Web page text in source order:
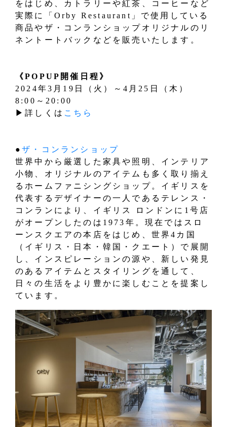
をはじめ、カトラリーや紅茶、コーヒーなど
実際に「Orby Restaurant」で使用している
商品やザ・コンランショップオリジナルのリ
ネントートバックなどを販売いたします。
《POPUP開催日程》
2024年3月19日（火）～4月25日（木）
8:00～20:00
▶詳しくは こちら
●ザ・コンランショップ
世界中から厳選した家具や照明、インテリア
小物、オリジナルのアイテムも多く取り揃え
るホームファニシングショップ。イギリスを
代表するデザイナーの一人であるテレンス・
コンランにより、イギリス ロンドンに1号店
がオープンしたのは1973年。現在ではスロ
ーンスクエアの本店をはじめ、世界4カ国
（イギリス・日本・韓国・クエート）で展開
し、インスピレーションの源や、新しい発見
のあるアイテムとスタイリングを通して、
日々の生活をより豊かに楽しむことを提案し
ています。